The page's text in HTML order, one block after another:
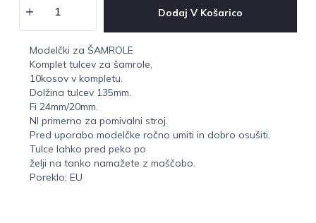
Dodaj V Košarico
Modelčki za ŠAMROLE
Komplet tulcev za šamrole,
10kosov v kompletu.
Dolžina tulcev 135mm.
Fi 24mm/20mm.
NI primerno za pomivalni stroj.
Pred uporabo modelčke ročno umiti in dobro osušiti.
Tulce lahko pred peko po
želji na tanko namažete z maščobo.
Poreklo: EU